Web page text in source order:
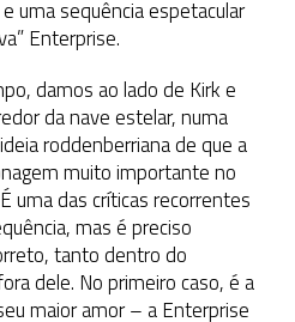
uma sequência espetacular
Enterprise.
damos ao lado de Kirk e
da nave estelar, numa
roddenberriana de que a
muito importante no
uma das críticas recorrentes
mas é preciso
tanto dentro do
dele. No primeiro caso, é a
maior amor – a Enterprise